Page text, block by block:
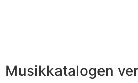
Musikkatalogen